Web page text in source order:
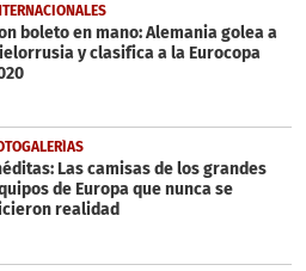
boleto en mano: Alemania golea a
y clasifica a la Eurocopa
Las camisas de los grandes
de Europa que nunca se
realidad